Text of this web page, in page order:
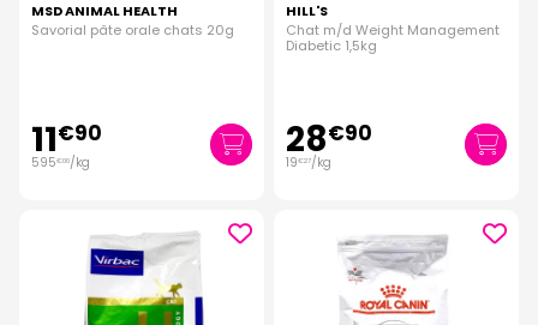
MSD ANIMAL HEALTH
Savorial pâte orale chats 20g
11€90
595€00/kg
HILL'S
Chat m/d Weight Management
Diabetic 1,5kg
28€90
19€27/kg